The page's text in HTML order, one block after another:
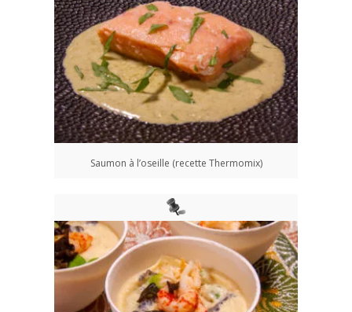
Saumon à l’oseille (recette Thermomix)